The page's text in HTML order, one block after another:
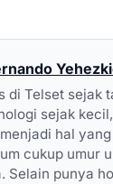
di Telset sejak
sejak
hal
cukup umur
Selain punya